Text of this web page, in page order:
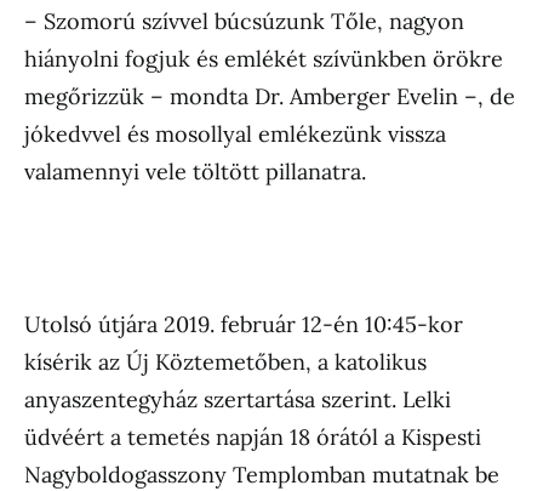
– Szomorú szívvel búcsúzunk Tőle, nagyon
hiányolni fogjuk és emlékét szívünkben örökre
megőrizzük – mondta Dr. Amberger Evelin –, de
jókedvvel és mosollyal emlékezünk vissza
valamennyi vele töltött pillanatra.
Utolsó útjára 2019. február 12-én 10:45-kor
kísérik az Új Köztemetőben, a katolikus
anyaszentegyház szertartása szerint. Lelki
üdvéért a temetés napján 18 órától a Kispesti
Nagyboldogasszony Templomban mutatnak be